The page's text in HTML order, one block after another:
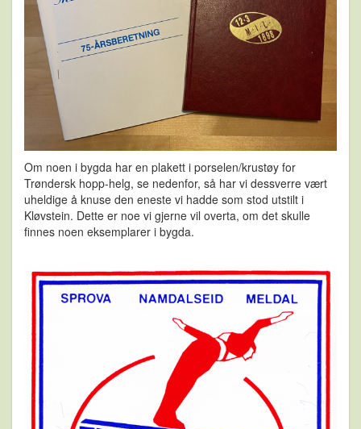
Om noen i bygda har en plakett i porselen/krustøy for
Trøndersk hopp-helg, se nedenfor, så har vi dessverre vært
uheldige å knuse den eneste vi hadde som stod utstilt i
Kløvstein. Dette er noe vi gjerne vil overta, om det skulle
finnes noen eksemplarer i bygda.